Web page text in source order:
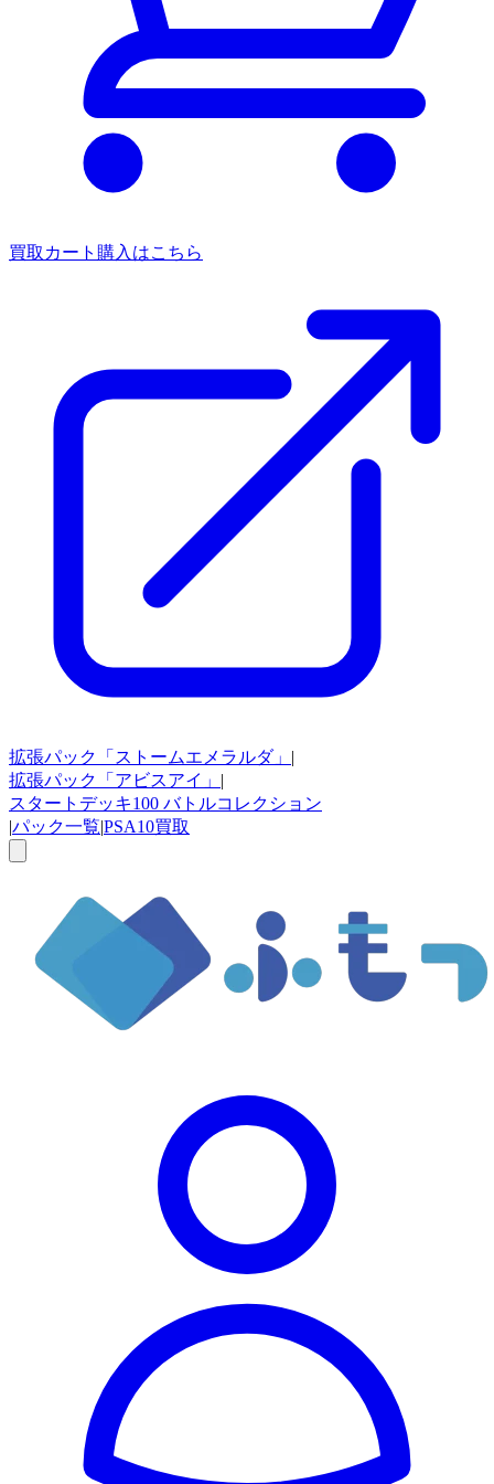
買取カート 購入はこちら
拡張パック 「ストームエメラルダ」 |
拡張パック
「アビスアイ」 |
スタートデッキ100 バトルコレクション
|パック一覧|PSA10買取